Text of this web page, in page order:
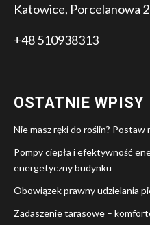
Katowice, Porcelanowa
+48 510938313
OSTATNIE WPISY
Nie masz ręki do roślin? Postaw
Pompy ciepła i efektywność
energetyczny budynku
Obowiązek prawny udzielania
Zadaszenie tarasowe –